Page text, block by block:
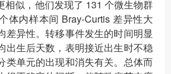
相似，他们发现了 131 个微生物群
体内样本间 Bray-Curtis 差异性大
差异性。转移事件发生的时间明显
出生后天数，表明接近出生时不稳
类单元的出现和消失有关。总体而